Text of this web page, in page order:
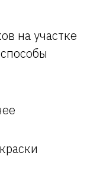
на участке